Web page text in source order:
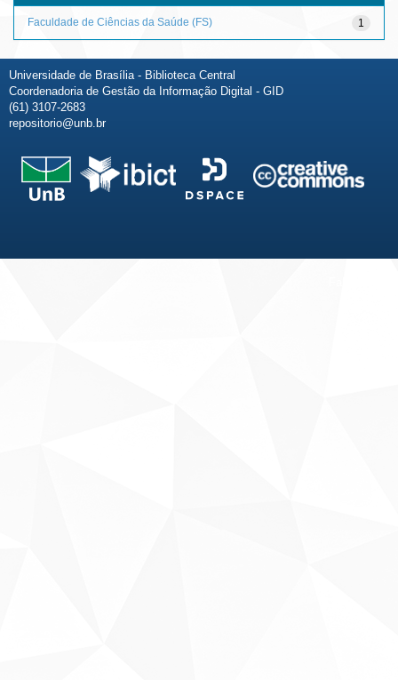
1
Faculdade de Ciências da Saúde (FS)
Universidade de Brasília - Biblioteca Central
Coordenadoria de Gestão da Informação Digital - GID
(61) 3107-2683
repositorio@unb.br